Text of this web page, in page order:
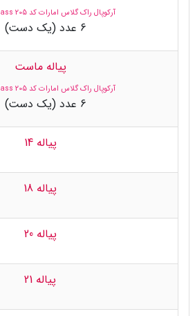
آرکوپال راک گلاس امارات کد 205 RAK glass
6 عدد (یک دست)
پیاله ماست
آرکوپال راک گلاس امارات کد 205 RAK glass
6 عدد (یک دست)
پیاله 14
پیاله 18
پیاله 20
پیاله 21